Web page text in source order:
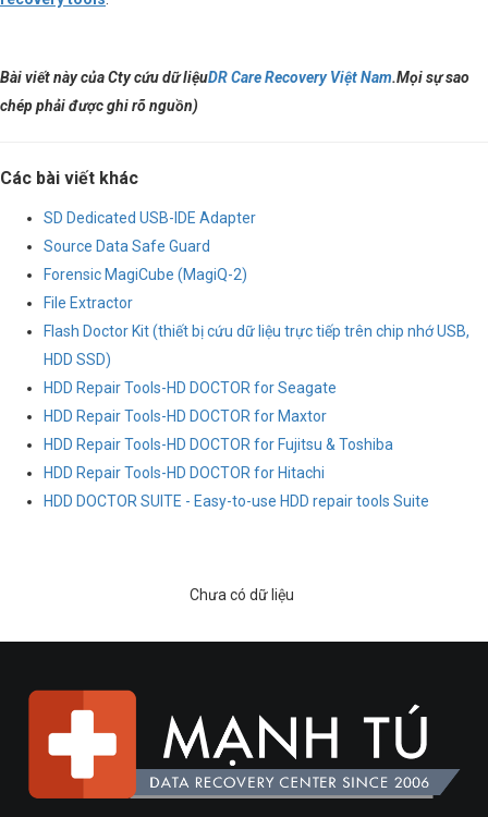
Bài viết này của Cty cứu dữ liệuDR Care Recovery Việt Nam.Mọi sự sao
chép phải được ghi rõ nguồn)
Các bài viết khác
SD Dedicated USB-IDE Adapter
Source Data Safe Guard
Forensic MagiCube (MagiQ-2)
File Extractor
Flash Doctor Kit (thiết bị cứu dữ liệu trực tiếp trên chip nhớ USB,
HDD SSD)
HDD Repair Tools-HD DOCTOR for Seagate
HDD Repair Tools-HD DOCTOR for Maxtor
HDD Repair Tools-HD DOCTOR for Fujitsu & Toshiba
HDD Repair Tools-HD DOCTOR for Hitachi
HDD DOCTOR SUITE - Easy-to-use HDD repair tools Suite
Chưa có dữ liệu